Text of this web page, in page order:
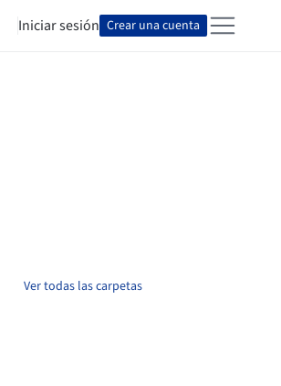
Iniciar sesión Crear una cuenta
Ver todas las carpetas